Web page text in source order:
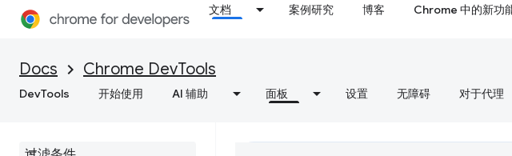
文档 案例研究 博客 Chrome 中的新功
Docs Chrome DevTools
DevTools 开始使用 AI 辅助 面板 设置 无障碍 对于代理